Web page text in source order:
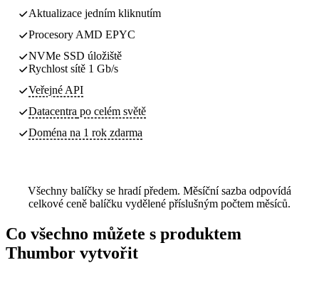
Aktualizace jedním kliknutím
Procesory AMD EPYC
NVMe SSD úložiště
Rychlost sítě 1 Gb/s
Veřejné API
Datacentra po celém světě
Doména na 1 rok zdarma
Všechny balíčky se hradí předem. Měsíční sazba odpovídá
celkové ceně balíčku vydělené příslušným počtem měsíců.
Co všechno můžete s produktem
Thumbor vytvořit